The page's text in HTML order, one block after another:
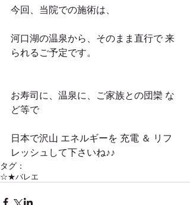
今回、当院での施術は、
河口湖の温泉から、そのまま直行で 来
られるご予定です。
お寿司に、温泉に、ご家族との団欒 な
ど等で
日本で沢山 エネルギーを 充電 ＆ リフ
レッシュして下さいね♪♪
タグ：
☆★バレエ